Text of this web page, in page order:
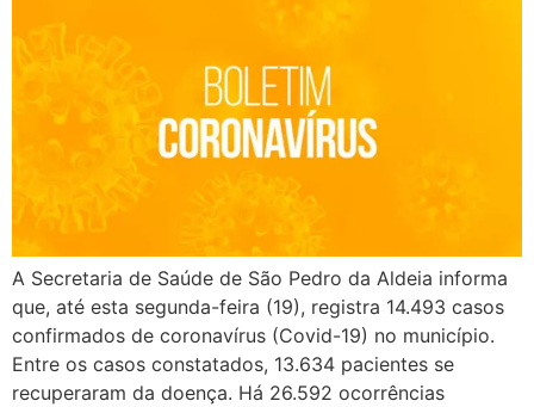
A Secretaria de Saúde de São Pedro da Aldeia informa
que, até esta segunda-feira (19), registra 14.493 casos
confirmados de coronavírus (Covid-19) no município.
Entre os casos constatados, 13.634 pacientes se
recuperaram da doença. Há 26.592 ocorrências